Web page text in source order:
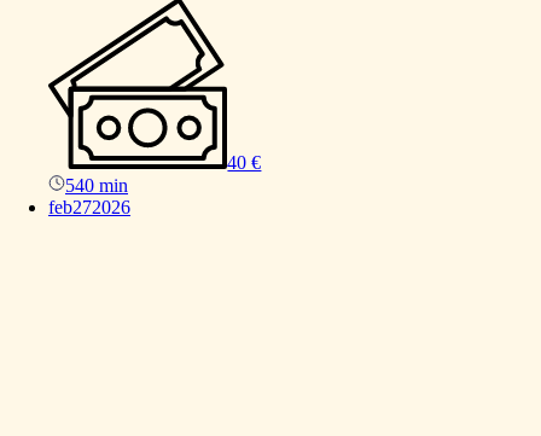
40 €
540 min
feb272026